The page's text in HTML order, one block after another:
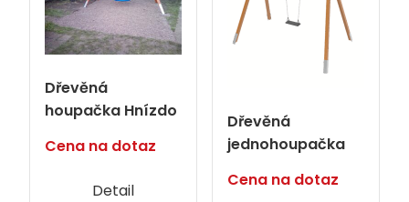
Dřevěná
houpačka Hnízdo
Cena na dotaz
Detail
Dřevěná
jednohoupačka
Cena na dotaz